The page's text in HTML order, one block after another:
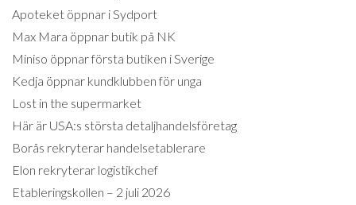
Apoteket öppnar i Sydport
Max Mara öppnar butik på NK
Miniso öppnar första butiken i Sverige
Kedja öppnar kundklubben för unga
Lost in the supermarket
Här är USA:s största detaljhandelsföretag
Borås rekryterar handelsetablerare
Elon rekryterar logistikchef
Etableringskollen – 2 juli 2026